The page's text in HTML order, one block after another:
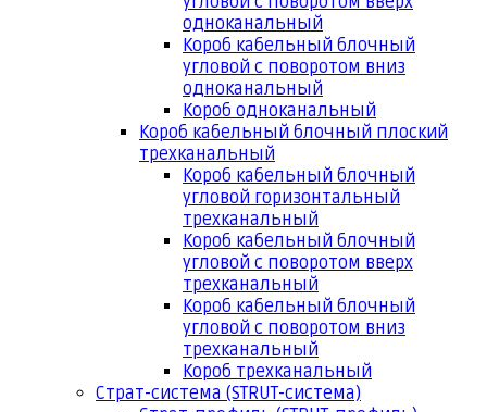
одноканальный
Короб кабельный блочный
угловой с поворотом вниз
одноканальный
Короб одноканальный
Короб кабельный блочный плоский
трехканальный
Короб кабельный блочный
угловой горизонтальный
трехканальный
Короб кабельный блочный
угловой с поворотом вверх
трехканальный
Короб кабельный блочный
угловой с поворотом вниз
трехканальный
Короб трехканальный
Страт-система (STRUT-система)